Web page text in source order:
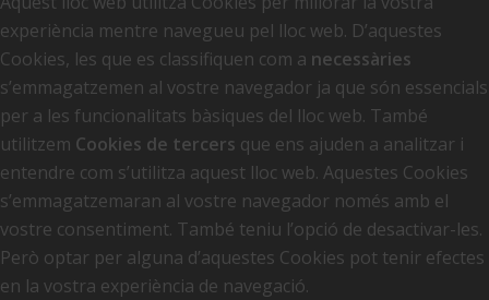
experiència mentre navegueu pel lloc web. D’aquestes
Cookies, les que es classifiquen com a necessàries
s’emmagatzemen al vostre navegador ja que són essencials
per a les funcionalitats bàsiques del lloc web. També
utilitzem Cookies de tercers que ens ajuden a analitzar i
entendre com s’utilitza aquest lloc web. Aquestes Cookies
s’emmagatzemaran al vostre navegador només amb el
vostre consentiment. També teniu l’opció de desactivar-les.
Però optar per alguna d’aquestes Cookies pot tenir efectes
en la vostra experiència de navegació.